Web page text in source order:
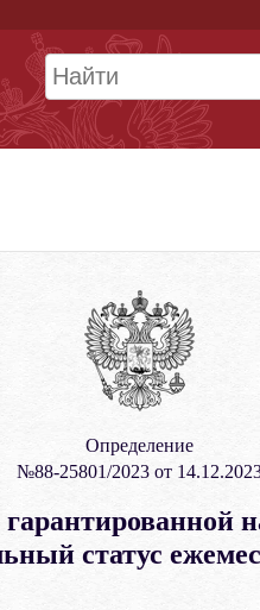
Определение
№88-25801/2023 от
статус